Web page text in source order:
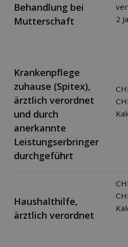
Behandlung bei
Mutterschaft
2
Krankenpflege
zuhause (Spitex),
ärztlich verordnet
und durch
anerkannte
Leistungserbringer
durchgeführt
Haushalthilfe,
ärztlich verordnet